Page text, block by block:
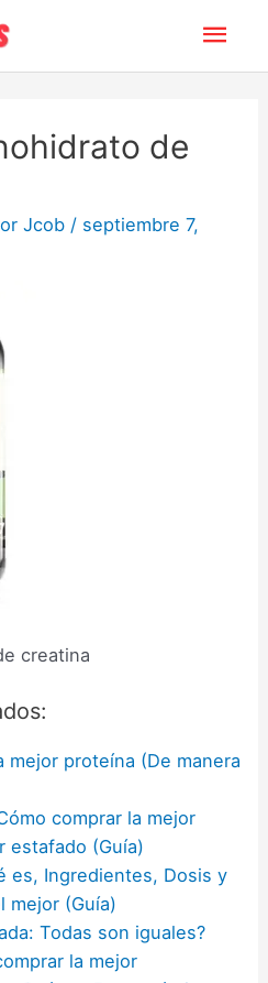
de
Jcob / septiembre 7,
creatina
mejor proteína (De manera
comprar la mejor
estafado (Guía)
es, Ingredientes, Dosis y
mejor (Guía)
Todas son iguales?
la mejor